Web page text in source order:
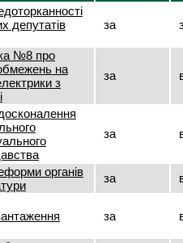
депутатів
за
№8 про
на
з
за
за
органів
за
за